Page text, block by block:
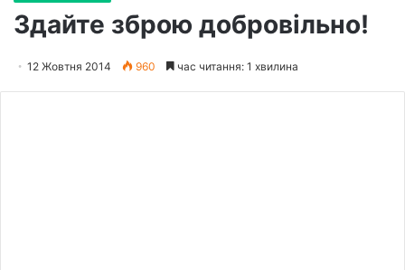
Здайте зброю добровільно!
12 Жовтня 2014 960 час читання: 1 хвилина